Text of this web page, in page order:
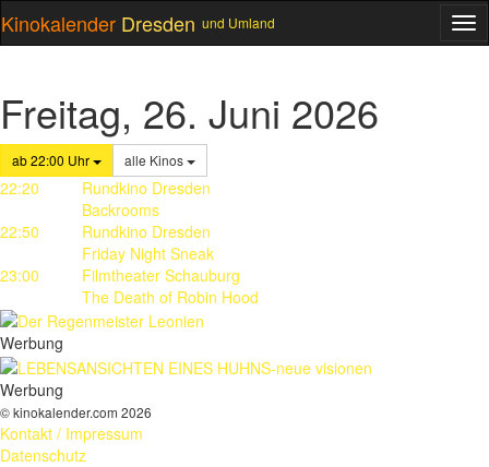
Kinokalender Dresden und Umland
Freitag, 26. Juni 2026
ab 22:00 Uhr alle Kinos
Rundkino Dresden
22:20
Backrooms
Rundkino Dresden
22:50
Friday Night Sneak
Filmtheater Schauburg
23:00
The Death of Robin Hood
Werbung
Werbung
© kinokalender.com 2026
Kontakt / Impressum
Datenschutz